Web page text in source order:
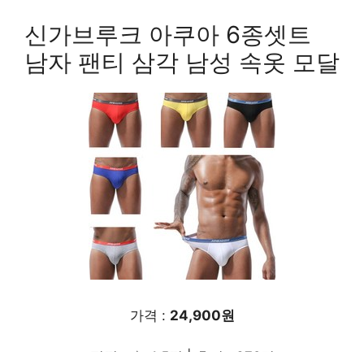
신가브루크 아쿠아 6종셋트
남자 팬티 삼각 남성 속옷 모달
가격 : 24,900원